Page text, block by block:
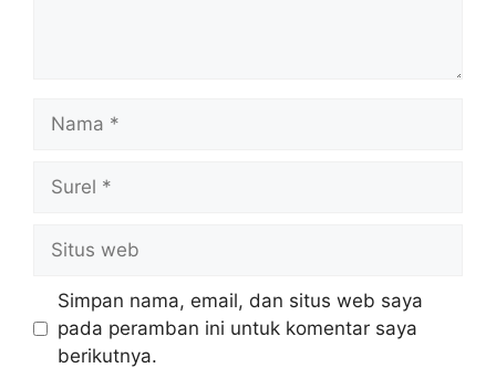
web
Simpan nama, email, dan situs web saya
pada peramban ini untuk komentar saya
berikutnya.